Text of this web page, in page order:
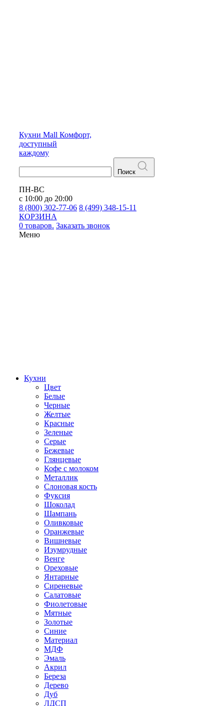
Кухни Mall Комфорт,
доступный
каждому
Поиск
ПН-ВС
с 10:00 до 20:00
8 (800) 302-77-06 8 (499) 348-15-11
КОРЗИНА
0 товаров. Заказать звонок
Меню
Кухни
Цвет
Белые
Черные
Желтые
Красные
Зеленые
Серые
Бежевые
Глянцевые
Кофе с молоком
Металлик
Слоновая кость
Фуксия
Шоколад
Шампань
Оливковые
Оранжевые
Вишневые
Изумрудные
Венге
Ореховые
Янтарные
Сиреневые
Салатовые
Фиолетовые
Мятные
Золотые
Синие
Материал
МДФ
Эмаль
Акрил
Береза
Дерево
Дуб
ЛДСП